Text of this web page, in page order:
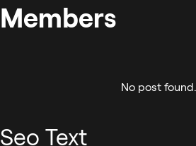
Members
No post found.
Seo Text